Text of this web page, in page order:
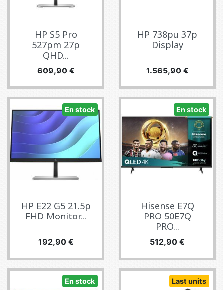
HP S5 Pro
527pm 27p
QHD...
Precio
609,90 €
HP 738pu 37p
Display
Precio
1.565,90 €
En stock
HP E22 G5 21.5p
FHD Monitor...
Precio
192,90 €
En stock
Hisense E7Q
PRO 50E7Q
PRO...
Precio
512,90 €
En stock Last units